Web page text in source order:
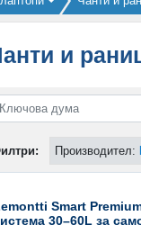
и
Производител:
Smart
30–60L за